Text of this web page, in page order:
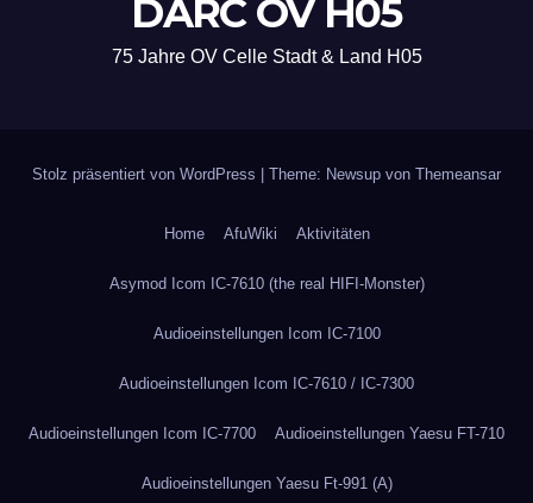
DARC OV H05
75 Jahre OV Celle Stadt & Land H05
Stolz präsentiert von WordPress Theme: Newsup von Themeansar
Home AfuWiki Aktivitäten
Asymod Icom IC-7610 (the real HIFI-Monster)
Audioeinstellungen Icom IC-7100
Audioeinstellungen Icom IC-7610 / IC-7300
Audioeinstellungen Icom IC-7700 Audioeinstellungen Yaesu FT-710
Audioeinstellungen Yaesu Ft-991 (A)